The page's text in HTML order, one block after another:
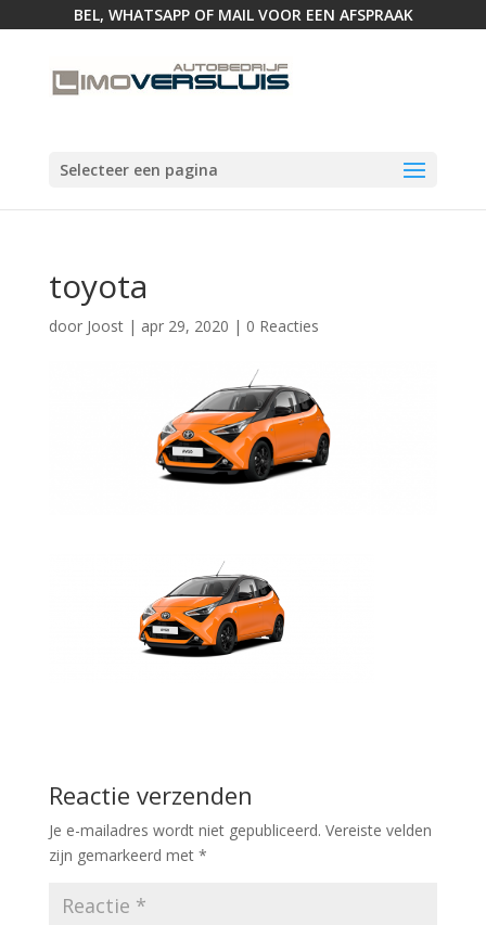
BEL, WHATSAPP OF MAIL VOOR EEN AFSPRAAK
Selecteer een pagina
toyota
door Joost| apr 29, 2020 | 0 Reacties
Reactie verzenden
Je e-mailadres wordt niet gepubliceerd. Vereiste velden
zijn gemarkeerd met *